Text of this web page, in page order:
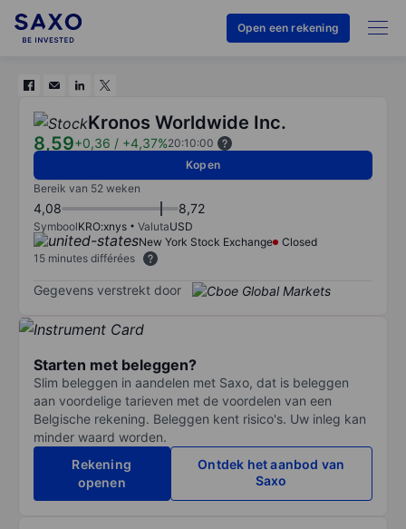
Open een rekening
Kronos Worldwide Inc.
8,59+0,36 / +4,37%20:10:00
Kopen
Bereik van 52 weken
4,08 8,72
SymboolKRO:xnys ValutaUSD
New York Stock Exchange
Closed
15 minutes différées
Gegevens verstrekt door
Starten met beleggen?
Slim beleggen in aandelen met Saxo, dat is beleggen
aan voordelige tarieven met de voordelen van een
Belgische rekening. Beleggen kent risico's. Uw inleg kan
minder waard worden.
Rekening
openen
Ontdek het aanbod van
Saxo